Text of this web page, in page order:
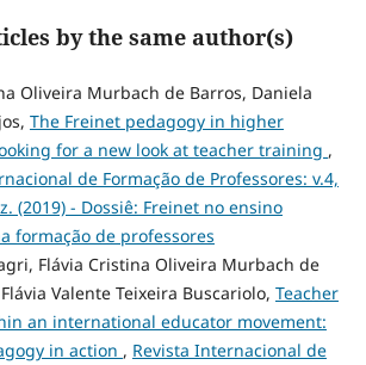
by the same author(s)
Oliveira Murbach de Barros, Daniela
The Freinet pedagogy in higher
for a new look at teacher training ,
de Formação de Professores: v.4,
(2019) - Dossiê: Freinet no ensino
formação de professores
Flávia Cristina Oliveira Murbach de
Valente Teixeira Buscariolo, Teacher
an international educator movement:
in action , Revista Internacional de